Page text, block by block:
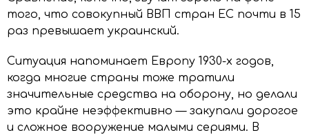
того, что совокупный ВВП стран ЕС почти в 15
раз превышает украинский.
Ситуация напоминает Европу 1930-х годов,
когда многие страны тоже тратили
значительные средства на оборону, но делали
это крайне неэффективно — закупали дорогое
и сложное вооружение малыми сериями. В